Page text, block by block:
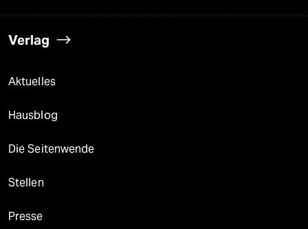
Verlag
Aktuelles
Hausblog
Die Seitenwende
Stellen
Presse